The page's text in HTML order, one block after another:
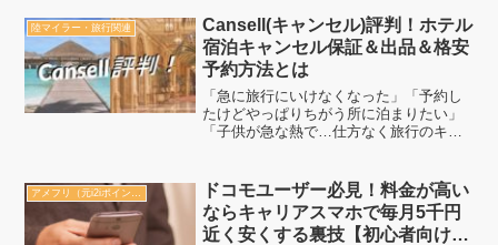
ります。是非この状態を解消してKドリー
ムスで楽天ポイント（...
陸マイラー・旅行関連
Cansell(キャンセル)評判！ホテル
宿泊キャンセル保証＆出品＆格安
予約方法とは
「急に旅行にいけなくなった」「予約し
たけどやっぱりちがう所に泊まりたい」
「子供が急な熱で…仕方なく旅行のキャ
体もCansell保証を使えば「無料」でホテ
ルの予約に「保証...
アメフリ（元i2iポイント）
ドコモユーザー必見！料金が高い
ならキャリアスマホで毎月5千円
近く安くする裏技【初心者向けで